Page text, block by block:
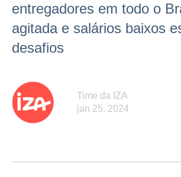
entregadores em todo o
agitada e salários baixos
desafios
Time da IZA
jan 25, 2024